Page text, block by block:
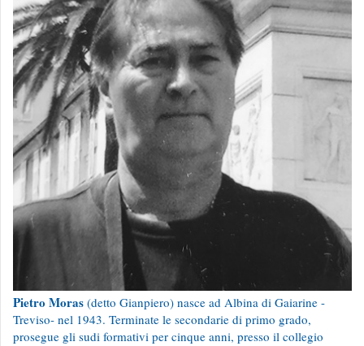
Pietro Moras (detto Gianpiero) nasce ad Albina di Gaiarine -
Treviso- nel 1943. Terminate le secondarie di primo grado,
prosegue gli sudi formativi per cinque anni, presso il collegio